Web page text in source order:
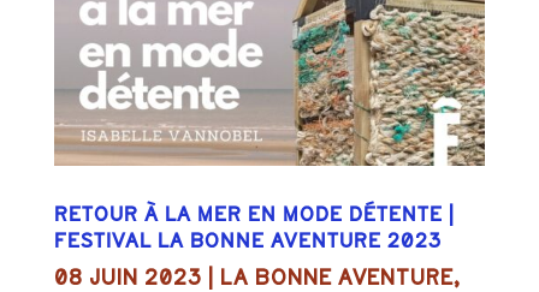
RETOUR À LA MER EN MODE DÉTENTE |
FESTIVAL LA BONNE AVENTURE 2023
08 JUIN 2023 LA BONNE AVENTURE,